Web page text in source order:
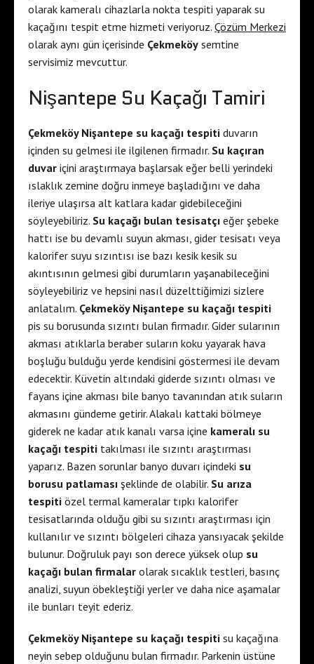
olarak kameralı cihazlarla nokta tespiti yaparak su
kaçağını tespit etme hizmeti veriyoruz. Çözüm Merkezi
olarak aynı gün içerisinde Çekmeköy semtine
servisimiz mevcuttur.
Nişantepe Su Kaçağı Tamiri
Çekmeköy Nişantepe su kaçağı tespiti duvarın
içinden su gelmesi ile ilgilenen firmadır. Su kaçıran
duvar içini araştırmaya başlarsak eğer belli yerindeki
ıslaklık zemine doğru inmeye başladığını ve daha
ileriye ulaşırsa alt katlara kadar gidebileceğini
söyleyebiliriz. Su kaçağı bulan tesisatçı eğer şebeke
hattı ise bu devamlı suyun akması, gider tesisatı veya
kalorifer suyu sızıntısı ise bazı kesik kesik su
akıntısının gelmesi gibi durumların yaşanabileceğini
söyleyebiliriz ve hepsini nasıl düzelttiğimizi sizlere
anlatalım. Çekmeköy Nişantepe su kaçağı tespiti
pis su borusunda sızıntı bulan firmadır. Gider sularının
akması atıklarla beraber suların koku yayarak hava
boşluğu bulduğu yerde kendisini göstermesi ile devam
edecektir. Küvetin altındaki giderde sızıntı olması ve
fayans içine akması bile banyo tavanından atık suların
akmasını gündeme getirir. Alakalı kattaki bölmeye
giderek ne kadar atık kanalı varsa içine kameralı su
kaçağı tespiti takılması ile sızıntı araştırması
yaparız. Bazen sorunlar banyo duvarı içindeki su
borusu patlaması şeklinde de olabilir. Su arıza
tespiti özel termal kameralar tıpkı kalorifer
tesisatlarında olduğu gibi su sızıntı araştırması için
kullanılır ve sızıntı bölgeleri cihaza yansıyacak şekilde
bulunur. Doğruluk payı son derece yüksek olup su
kaçağı bulan firmalar olarak sıcaklık testleri, basınç
analizi, suyun öbekleştiği yerler ve daha nice aşamalar
ile bunları teyit ederiz.
Çekmeköy Nişantepe su kaçağı tespiti su kaçağına
neyin sebep olduğunu bulan firmadır. Parkenin üstüne